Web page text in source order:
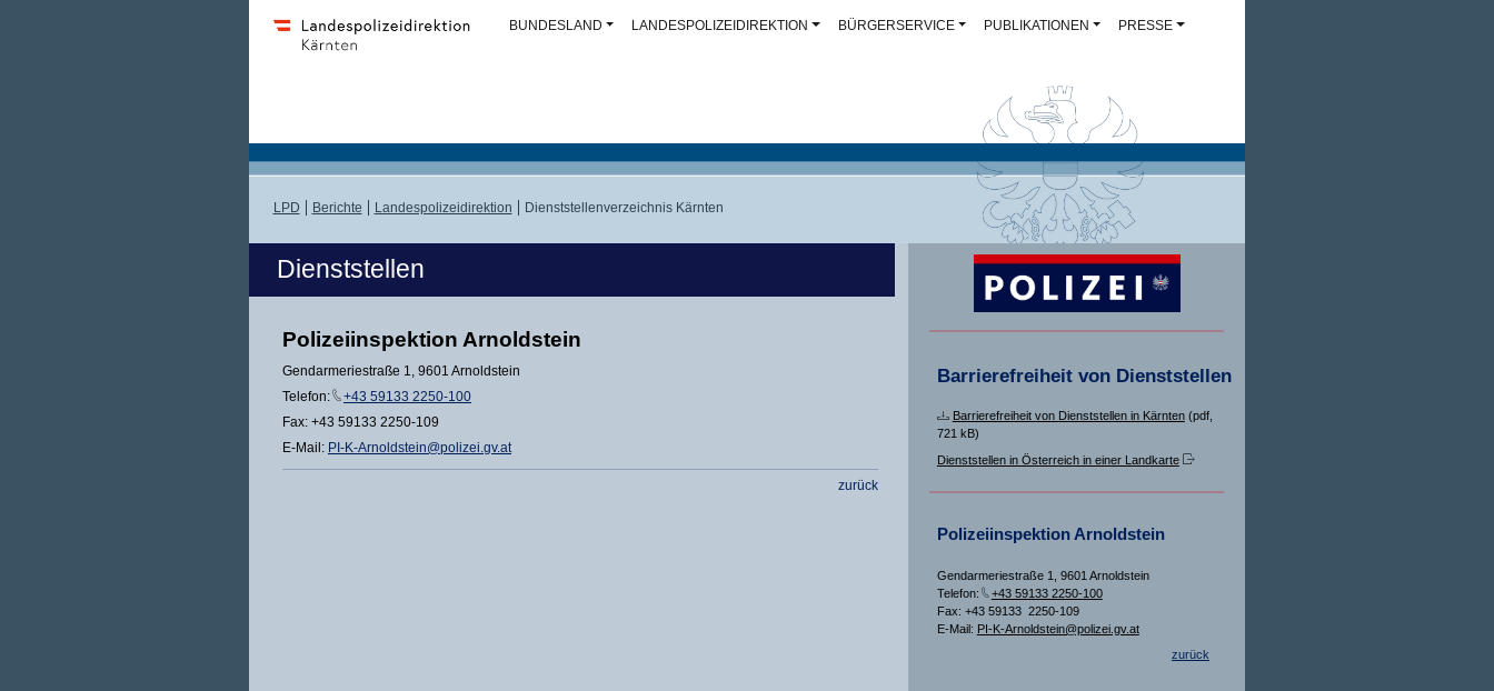
BUNDESLAND LANDESPOLIZEIDIREKTION BÜRGERSERVICE PUBLIKATIONEN PRESSE
LPD Berichte Landespolizeidirektion Dienststellenverzeichnis Kärnten
Dienststellen
Polizeiinspektion Arnoldstein
Gendarmeriestraße 1, 9601 Arnoldstein
Telefon:
+43 59133 2250-100
Fax: +43 59133 2250-109
E-Mail: PI-K-Arnoldstein@polizei.gv.at
zurück
Barrierefreiheit von Dienststellen
Barrierefreiheit von Dienststellen in Kärnten(pdf,
721 kB)
Dienststellen in Österreich in einer Landkarte
Polizeiinspektion Arnoldstein
Gendarmeriestraße 1, 9601 Arnoldstein
Telefon:
+43 59133 2250-100
Fax: +43 59133 2250-109
E-Mail: PI-K-Arnoldstein@polizei.gv.at
zurück